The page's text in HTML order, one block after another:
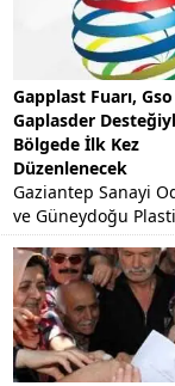
Gapplast Fuarı,
Gaplasder
Bölgede İlk Kez
Düzenlenecek
Gaziantep Sanayi
ve Güneydoğu
Kimya Sanayicileri
Derneği'nin
desteğiyle AKORT
tarafından
"Plastik,...